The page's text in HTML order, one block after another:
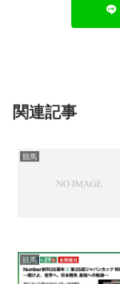
関連記事
競馬
競馬